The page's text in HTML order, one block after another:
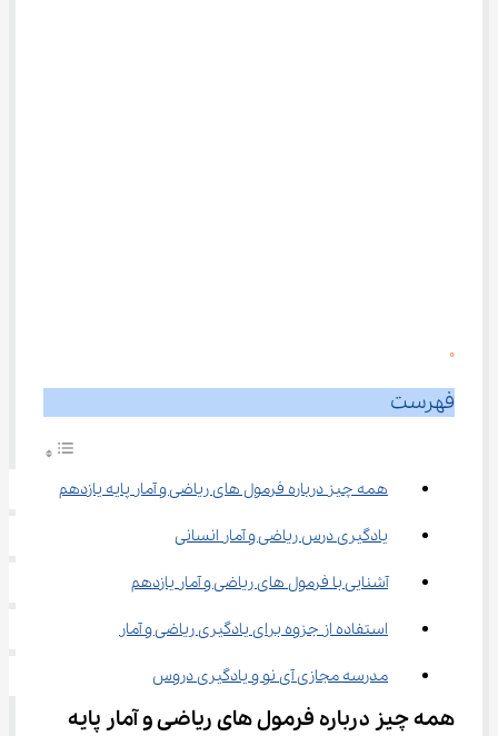
0
فهرست
همه چیز درباره فرمول های ریاضی و آمار پایه یازدهم
یادگیری درس ریاضی و آمار انسانی
آشنایی با فرمول‌ های ریاضی و آمار یازدهم
استفاده از جزوه برای یادگیری ریاضی و آمار
مدرسه مجازی آی نو و یادگیری دروس
همه چیز درباره فرمول های ریاضی و آمار پایه